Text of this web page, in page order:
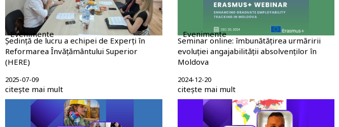
Evenimente
Ședință de lucru a echipei de Experți în
Reformarea Învățământului Superior
(HERE)
2025-07-09
citește mai mult
Evenimente
Seminar online: îmbunătățirea urmăririi
evoluției angajabilității absolvenților în
Moldova
2024-12-20
citește mai mult